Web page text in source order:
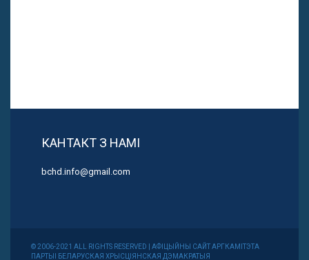
КАНТАКТ З НАМІ
bchd.info@gmail.com
© 2006-2021 ALL RIGHTS RESERVED | АФІЦЫЙНЫ САЙТ АРГКАМІТЭТА
ПАРТЫІ БЕЛАРУСКАЯ ХРЫСЦІЯНСКАЯ ДЭМАКРАТЫЯ